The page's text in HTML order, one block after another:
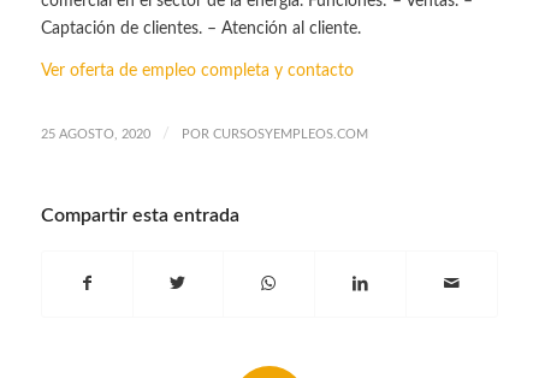
Captación de clientes. – Atención al cliente.
Ver oferta de empleo completa y contacto
25 AGOSTO, 2020 / POR CURSOSYEMPLEOS.COM
Compartir esta entrada